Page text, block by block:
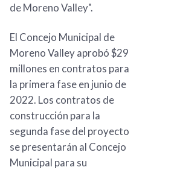
de Moreno Valley".
El Concejo Municipal de
Moreno Valley aprobó $29
millones en contratos para
la primera fase en junio de
2022. Los contratos de
construcción para la
segunda fase del proyecto
se presentarán al Concejo
Municipal para su